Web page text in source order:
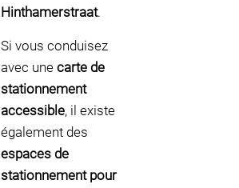
Hinthamerstraat.
Si vous conduisez
avec une carte de
stationnement
accessible, il existe
également des
espaces de
stationnement pour